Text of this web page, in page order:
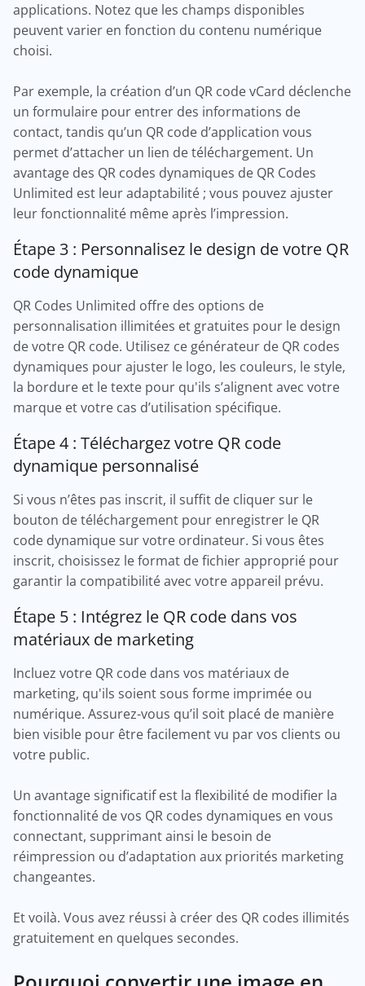
applications. Notez que les champs disponibles
peuvent varier en fonction du contenu numérique
choisi.
Par exemple, la création d’un QR code vCard déclenche
un formulaire pour entrer des informations de
contact, tandis qu’un QR code d’application vous
permet d’attacher un lien de téléchargement. Un
avantage des QR codes dynamiques de QR Codes
Unlimited est leur adaptabilité ; vous pouvez ajuster
leur fonctionnalité même après l’impression.
Étape 3 : Personnalisez le design de votre QR
code dynamique
QR Codes Unlimited offre des options de
personnalisation illimitées et gratuites pour le design
de votre QR code. Utilisez ce générateur de QR codes
dynamiques pour ajuster le logo, les couleurs, le style,
la bordure et le texte pour qu'ils s’alignent avec votre
marque et votre cas d’utilisation spécifique.
Étape 4 : Téléchargez votre QR code
dynamique personnalisé
Si vous n’êtes pas inscrit, il suffit de cliquer sur le
bouton de téléchargement pour enregistrer le QR
code dynamique sur votre ordinateur. Si vous êtes
inscrit, choisissez le format de fichier approprié pour
garantir la compatibilité avec votre appareil prévu.
Étape 5 : Intégrez le QR code dans vos
matériaux de marketing
Incluez votre QR code dans vos matériaux de
marketing, qu'ils soient sous forme imprimée ou
numérique. Assurez-vous qu’il soit placé de manière
bien visible pour être facilement vu par vos clients ou
votre public.
Un avantage significatif est la flexibilité de modifier la
fonctionnalité de vos QR codes dynamiques en vous
connectant, supprimant ainsi le besoin de
réimpression ou d’adaptation aux priorités marketing
changeantes.
Et voilà. Vous avez réussi à créer des QR codes illimités
gratuitement en quelques secondes.